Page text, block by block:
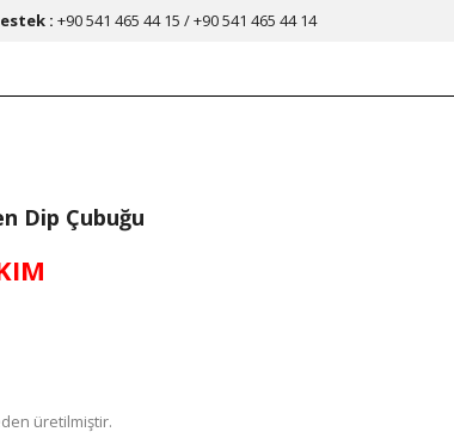
: +90 541 465 44 15 / +90 541 465 44 14
Dip Çubuğu
üretilmiştir.